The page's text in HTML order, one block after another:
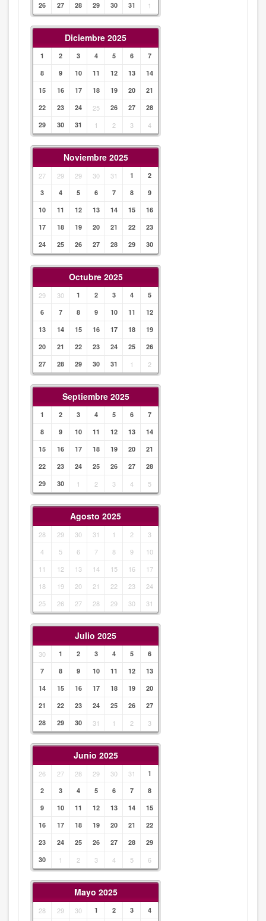
26
27 28 29 30 31 1
Diciembre 2025
1 2 3 4 5 6
7
8
9 10 11 12 13
14
15
16 17 18 19 20
21
22
23 24 25 26 27
28
29
30 31 1 2 3 4
Noviembre 2025
27 29 29 30 31 1
2
3
4 5 6 7 8
9
10
11 12 13 14 15
16
17
18 19 20 21 22
23
24
25 26 27 28 29 30
Octubre 2025
29 30 1 2 3 4
5
6
7 8 9 10 11
12
13
14 15 16 17 18
19
20
21 22 23 24 25
26
27
28 29 30 31 1 2
Septiembre 2025
1 2 3 4 5 6
7
8
9 10 11 12 13
14
15
16 17 18 19 20
21
22
23 24 25 26 27
28
29
30 1 2 3 4 5
Agosto 2025
28 29 30 31 1 2
3
4
5 6 7 8 9
10
11
12 13 14 15 16
17
18
19 20 21 22 23
24
25
26 27 28 29 30 31
Julio 2025
30 1 2 3 4 5
6
7
8 9 10 11 12
13
14
15 16 17 18 19
20
21
22 23 24 25 26
27
28
29 30 31 1 2 3
Junio 2025
26 27 28 29 30 31
1
2
3 4 5 6 7
8
9
10 11 12 13 14
15
16
17 18 19 20 21
22
23
24 25 26 27 28
29
30
1 2 3 4 5 6
Mayo 2025
28 29 30 1 2 3 4